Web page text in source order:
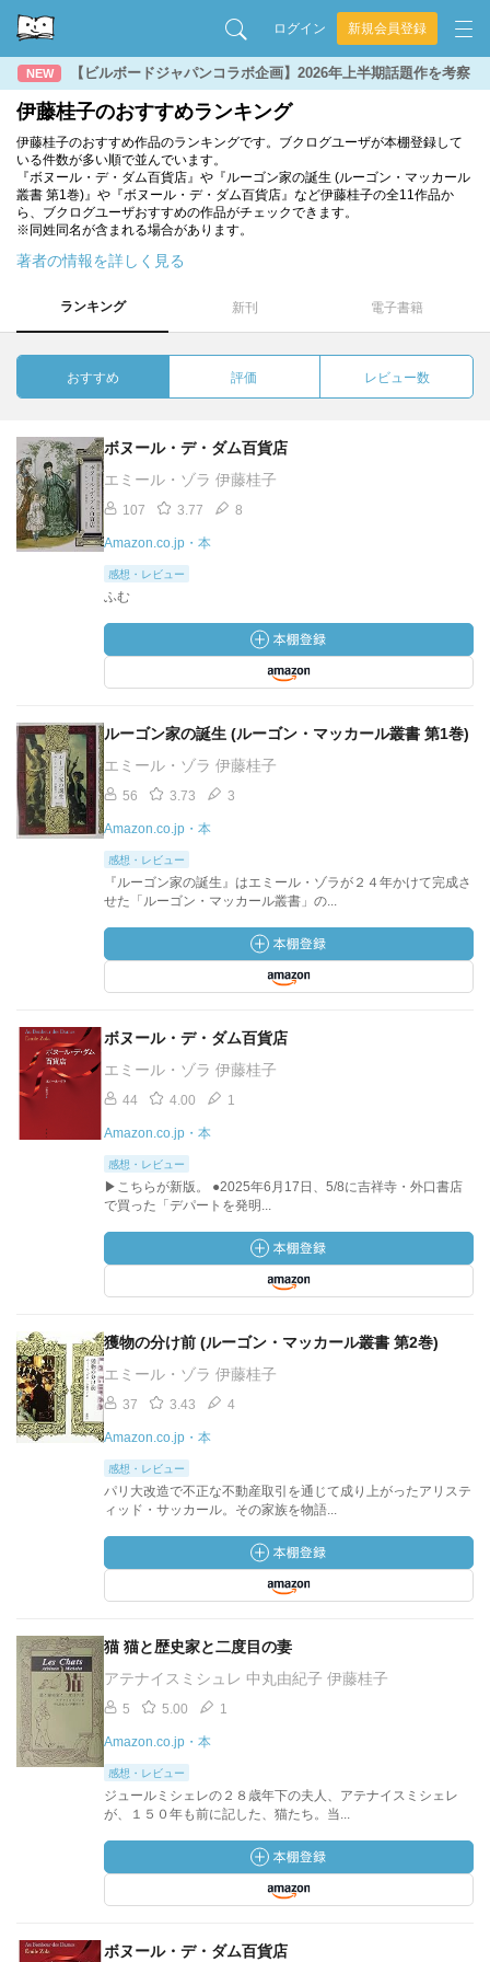
ログイン 新規会員登録
NEW 【ビルボードジャパンコラボ企画】2026年上半期話題作を考察
伊藤桂子のおすすめランキング
伊藤桂子のおすすめ作品のランキングです。ブクログユーザが本棚登録して
いる件数が多い順で並んでいます。
『ボヌール・デ・ダム百貨店』や『ルーゴン家の誕生 (ルーゴン・マッカール
叢書 第1巻)』や『ボヌール・デ・ダム百貨店』など伊藤桂子の全11作品か
ら、ブクログユーザおすすめの作品がチェックできます。
※同姓同名が含まれる場合があります。
著者の情報を詳しく見る
ランキング 新刊 電子書籍
おすすめ 評価 レビュー数
ボヌール・デ・ダム百貨店
エミール・ゾラ 伊藤桂子
107 3.77 8
Amazon.co.jp・本
感想・レビュー
ふむ
ルーゴン家の誕生 (ルーゴン・マッカール叢書 第1巻)
エミール・ゾラ 伊藤桂子
56 3.73 3
Amazon.co.jp・本
感想・レビュー
『ルーゴン家の誕生』はエミール・ゾラが２４年かけて完成さ
せた「ルーゴン・マッカール叢書」の...
ボヌール・デ・ダム百貨店
エミール・ゾラ 伊藤桂子
44 4.00 1
Amazon.co.jp・本
感想・レビュー
▶こちらが新版。 ●2025年6月17日、5/8に吉祥寺・外口書店
で買った「デパートを発明...
獲物の分け前 (ルーゴン・マッカール叢書 第2巻)
エミール・ゾラ 伊藤桂子
37 3.43 4
Amazon.co.jp・本
感想・レビュー
パリ大改造で不正な不動産取引を通じて成り上がったアリステ
ィッド・サッカール。その家族を物語...
猫 猫と歴史家と二度目の妻
アテナイスミシュレ 中丸由紀子 伊藤桂子
5 5.00 1
Amazon.co.jp・本
感想・レビュー
ジュールミシェレの２８歳年下の夫人、アテナイスミシェレ
が、１５０年も前に記した、猫たち。当...
ボヌール・デ・ダム百貨店